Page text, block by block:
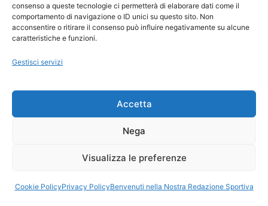
consenso a queste tecnologie ci permetterà di elaborare dati come il
comportamento di navigazione o ID unici su questo sito. Non
acconsentire o ritirare il consenso può influire negativamente su alcune
caratteristiche e funzioni.
Gestisci servizi
Accetta
Nega
Visualizza le preferenze
Cookie PolicyPrivacy PolicyBenvenuti nella Nostra Redazione Sportiva
Ti Senti Strano Ultimamente? Potrebbe Essere per
la Risonanza di Schumann
Come Sapere Se Stai Ascendendo alla Quinta
Copyright 2026 NotiziePlus.com
📰 Contenuto Umano Verificato
Privacy Coockie
Pubblicità